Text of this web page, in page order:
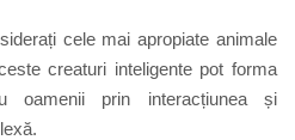
cele mai apropiate animale
creaturi inteligente pot forma
oamenii prin interacțiunea și